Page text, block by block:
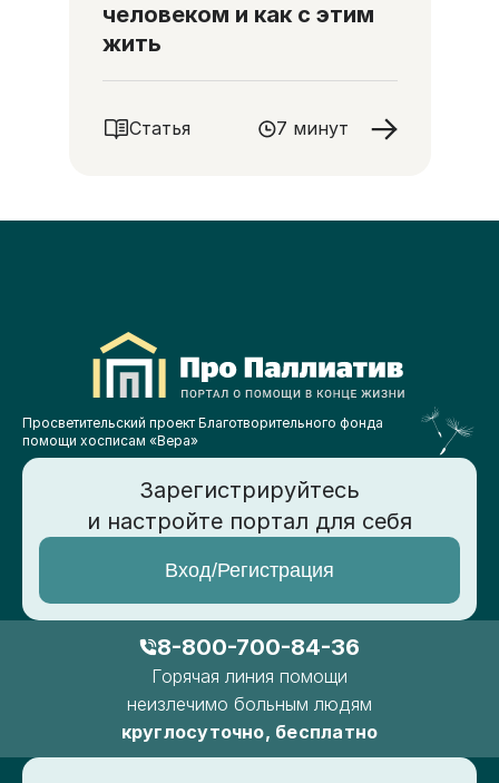
человеком и как с этим
жить
Статья 7 минут
Просветительский проект Благотворительного фонда
помощи хосписам «Вера»
Зарегистрируйтесь
и настройте портал для себя
Вход/Регистрация
8-800-700-84-36
Горячая линия помощи
неизлечимо больным людям
круглосуточно, бесплатно